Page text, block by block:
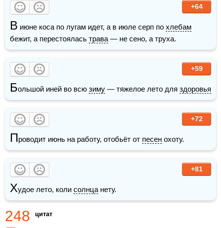
+64
В июне коса по лугам идет, а в июле серп по хлебам
бежит, а перестоялась трава — не сено, а труха.
+59
Большой иней во всю зиму — тяжелое лето для здоровья
+72
Проводит июнь на работу, отобьёт от песен охоту.
+81
Худое лето, коли солнца нету.
248 цитат